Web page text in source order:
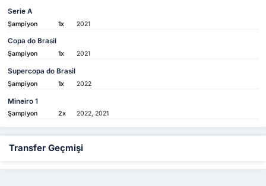
Serie A
Şampiyon 1x 2021
Copa do Brasil
Şampiyon 1x 2021
Supercopa do Brasil
Şampiyon 1x 2022
Mineiro 1
Şampiyon 2x 2022, 2021
Transfer Geçmişi